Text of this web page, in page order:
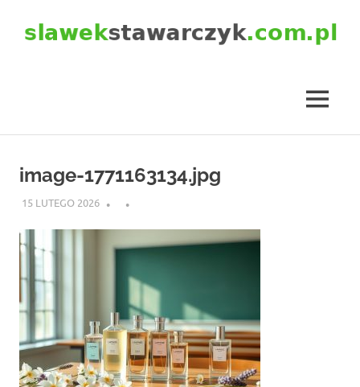
MENU
image-1771163134.jpg
15 LUTEGO 2026